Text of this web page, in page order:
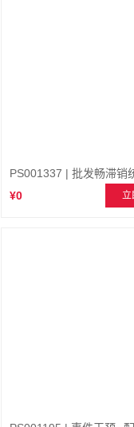
PS001337 | 批发畅滞销
¥0
立